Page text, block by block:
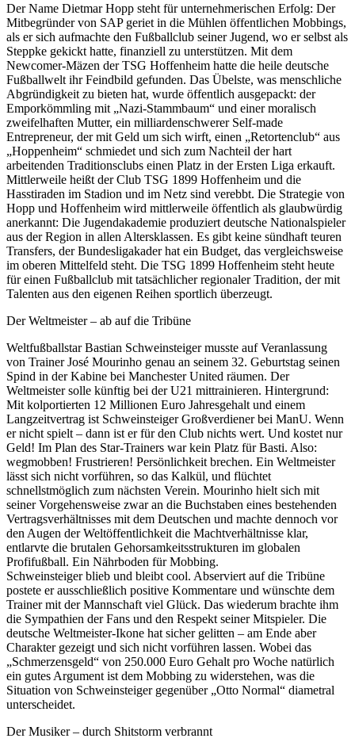
Der Name Dietmar Hopp steht für unternehmerischen Erfolg: Der
Mitbegründer von SAP geriet in die Mühlen öffentlichen Mobbings,
als er sich aufmachte den Fußballclub seiner Jugend, wo er selbst als
Steppke gekickt hatte, finanziell zu unterstützen. Mit dem
Newcomer-Mäzen der TSG Hoffenheim hatte die heile deutsche
Fußballwelt ihr Feindbild gefunden. Das Übelste, was menschliche
Abgründigkeit zu bieten hat, wurde öffentlich ausgepackt: der
Emporkömmling mit „Nazi-Stammbaum“ und einer moralisch
zweifelhaften Mutter, ein milliardenschwerer Self-made
Entrepreneur, der mit Geld um sich wirft, einen „Retortenclub“ aus
„Hoppenheim“ schmiedet und sich zum Nachteil der hart
arbeitenden Traditionsclubs einen Platz in der Ersten Liga erkauft.
Mittlerweile heißt der Club TSG 1899 Hoffenheim und die
Hasstiraden im Stadion und im Netz sind verebbt. Die Strategie von
Hopp und Hoffenheim wird mittlerweile öffentlich als glaubwürdig
anerkannt: Die Jugendakademie produziert deutsche Nationalspieler
aus der Region in allen Altersklassen. Es gibt keine sündhaft teuren
Transfers, der Bundesligakader hat ein Budget, das vergleichsweise
im oberen Mittelfeld steht. Die TSG 1899 Hoffenheim steht heute
für einen Fußballclub mit tatsächlicher regionaler Tradition, der mit
Talenten aus den eigenen Reihen sportlich überzeugt.
Der Weltmeister – ab auf die Tribüne
Weltfußballstar Bastian Schweinsteiger musste auf Veranlassung
von Trainer José Mourinho genau an seinem 32. Geburtstag seinen
Spind in der Kabine bei Manchester United räumen. Der
Weltmeister solle künftig bei der U21 mittrainieren. Hintergrund:
Mit kolportierten 12 Millionen Euro Jahresgehalt und einem
Langzeitvertrag ist Schweinsteiger Großverdiener bei ManU. Wenn
er nicht spielt – dann ist er für den Club nichts wert. Und kostet nur
Geld! Im Plan des Star-Trainers war kein Platz für Basti. Also:
wegmobben! Frustrieren! Persönlichkeit brechen. Ein Weltmeister
lässt sich nicht vorführen, so das Kalkül, und flüchtet
schnellstmöglich zum nächsten Verein. Mourinho hielt sich mit
seiner Vorgehensweise zwar an die Buchstaben eines bestehenden
Vertragsverhältnisses mit dem Deutschen und machte dennoch vor
den Augen der Weltöffentlichkeit die Machtverhältnisse klar,
entlarvte die brutalen Gehorsamkeitsstrukturen im globalen
Profifußball. Ein Nährboden für Mobbing.
Schweinsteiger blieb und bleibt cool. Abserviert auf die Tribüne
postete er ausschließlich positive Kommentare und wünschte dem
Trainer mit der Mannschaft viel Glück. Das wiederum brachte ihm
die Sympathien der Fans und den Respekt seiner Mitspieler. Die
deutsche Weltmeister-Ikone hat sicher gelitten – am Ende aber
Charakter gezeigt und sich nicht vorführen lassen. Wobei das
„Schmerzensgeld“ von 250.000 Euro Gehalt pro Woche natürlich
ein gutes Argument ist dem Mobbing zu widerstehen, was die
Situation von Schweinsteiger gegenüber „Otto Normal“ diametral
unterscheidet.
Der Musiker – durch Shitstorm verbrannt